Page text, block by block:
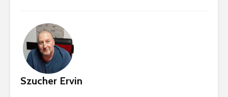
Szucher Ervin